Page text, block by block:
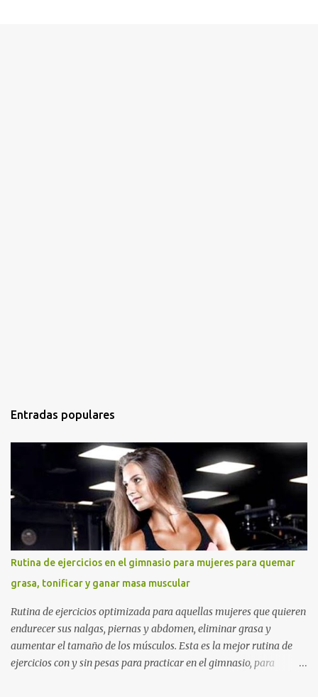
Entradas populares
Rutina de ejercicios en el gimnasio para mujeres para quemar
grasa, tonificar y ganar masa muscular
Rutina de ejercicios optimizada para aquellas mujeres que quieren
endurecer sus nalgas, piernas y abdomen, eliminar grasa y
aumentar el tamaño de los músculos. Esta es la mejor rutina de
ejercicios con y sin pesas para practicar en el gimnasio, para